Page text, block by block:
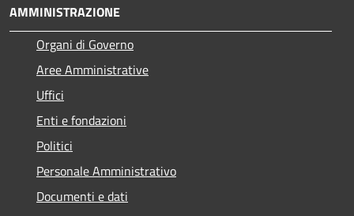
AMMINISTRAZIONE
Organi di Governo
Aree Amministrative
Uffici
Enti e fondazioni
Politici
Personale Amministrativo
Documenti e dati